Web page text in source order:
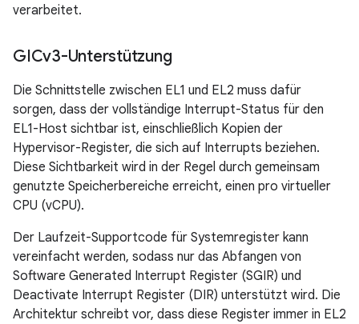
verarbeitet.
GICv3-Unterstützung
Die Schnittstelle zwischen EL1 und EL2 muss dafür
sorgen, dass der vollständige Interrupt-Status für den
EL1-Host sichtbar ist, einschließlich Kopien der
Hypervisor-Register, die sich auf Interrupts beziehen.
Diese Sichtbarkeit wird in der Regel durch gemeinsam
genutzte Speicherbereiche erreicht, einen pro virtueller
CPU (vCPU).
Der Laufzeit-Supportcode für Systemregister kann
vereinfacht werden, sodass nur das Abfangen von
Software Generated Interrupt Register (SGIR) und
Deactivate Interrupt Register (DIR) unterstützt wird. Die
Architektur schreibt vor, dass diese Register immer in EL2